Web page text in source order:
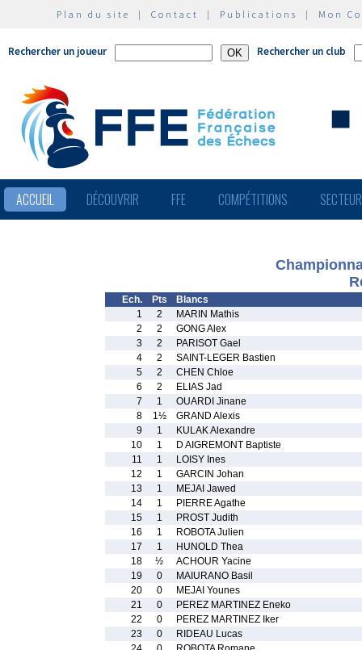
Plan du site | Contact | Publications | Mon
Rechercher un joueur Rechercher un club
ACCUEIL DÉCOUVRIR FFE COMPÉTITIONS
Ech. Pts
Blancs
1
2
MARIN Mathis
2
2
GONG Alex
3
2
PARISOT Gael
4
2
SAINT-LEGER Bastien
5
2
CHEN Chloe
6
2
ELIAS Jad
7
1
OUARDI Jinane
8
1½
GRAND Alexis
9
1
KULAK Alexandre
10
1
D AIGREMONT Baptiste
11
1
LOISY Ines
12
1
GARCIN Johan
13
1
MEJAI Jawed
14
1
PIERRE Agathe
15
1
PROST Judith
16
1
ROBOTA Julien
17
1
HUNOLD Thea
18
½
ACHOUR Yacine
19
0
MAIURANO Basil
20
0
MEJAI Younes
21
0
PEREZ MARTINEZ Eneko
22
0
PEREZ MARTINEZ Iker
23
0
RIDEAU Lucas